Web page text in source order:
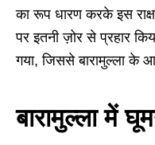
का रूप धारण करके इस
पर इतनी ज़ोर से प्रहार
गया, जिससे बारामुल्ला के
बारामुल्ला में